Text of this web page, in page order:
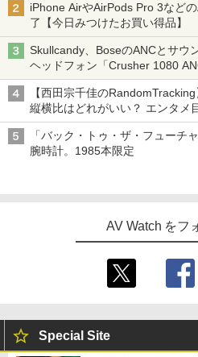
iPhone AirやAirPods Pro 3など
了【今日みつけたお買い得品】
Skullcandy、BoseのANCとサウ
ヘッドフォン「Crusher 1080
【西田宗千佳のRandomTracking
縦横比はどれがいい？ エンタメ
「Galaxy Z Fold」
「バック・トゥ・ザ・フューチ
腕時計。1985本限定
AV Watch をフ
Special Site